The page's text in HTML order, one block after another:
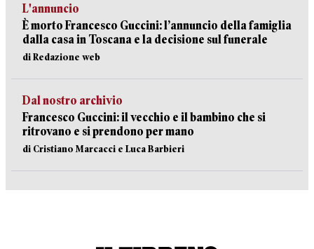
L'annuncio
È morto Francesco Guccini: l’annuncio della famiglia
dalla casa in Toscana e la decisione sul funerale
di Redazione web
Dal nostro archivio
Francesco Guccini: il vecchio e il bambino che si
ritrovano e si prendono per mano
di Cristiano Marcacci e Luca Barbieri